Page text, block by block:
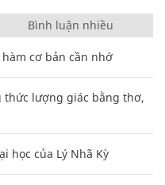
Bình luận nhiều
cơ bản cần nhớ
thức lượng giác bằng thơ,
học của Lý Nhã Kỳ